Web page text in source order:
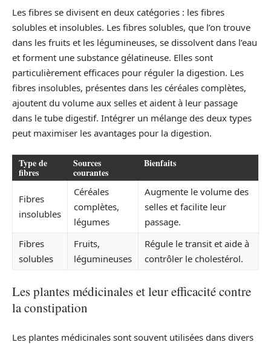
Les fibres se divisent en deux catégories : les fibres
solubles et insolubles. Les fibres solubles, que l’on trouve
dans les fruits et les légumineuses, se dissolvent dans l’eau
et forment une substance gélatineuse. Elles sont
particulièrement efficaces pour réguler la digestion. Les
fibres insolubles, présentes dans les céréales complètes,
ajoutent du volume aux selles et aident à leur passage
dans le tube digestif. Intégrer un mélange des deux types
peut maximiser les avantages pour la digestion.
Type de
fibres
Sources
courantes
Bienfaits
Fibres
insolubles
Céréales
complètes,
légumes
Augmente le volume des
selles et facilite leur
passage.
Fibres
solubles
Fruits,
légumineuses
Régule le transit et aide à
contrôler le cholestérol.
Les plantes médicinales et leur efficacité contre
la constipation
Les plantes médicinales sont souvent utilisées dans divers